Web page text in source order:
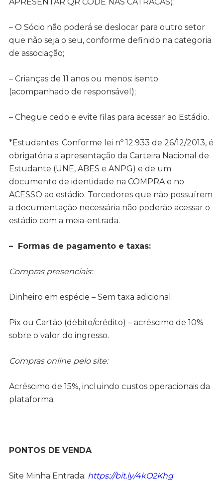
– O Sócio não poderá se deslocar para outro setor
que não seja o seu, conforme definido na categoria
de associação;
– Crianças de 11 anos ou menos: isento
(acompanhado de responsável);
– Chegue cedo e evite filas para acessar ao Estádio.
*Estudantes: Conforme lei nº 12.933 de 26/12/2013, é
obrigatória a apresentação da Carteira Nacional de
Estudante (UNE, ABES e ANPG) e de um
documento de identidade na COMPRA e no
ACESSO ao estádio. Torcedores que não possuírem
a documentação necessária não poderão acessar o
estádio com a meia-entrada.
– Formas de pagamento e taxas:
Compras presenciais:
Dinheiro em espécie – Sem taxa adicional.
Pix ou Cartão (débito/crédito) – acréscimo de 10%
sobre o valor do ingresso.
Compras online pelo site:
Acréscimo de 15%, incluindo custos operacionais da
plataforma.
PONTOS DE VENDA
Site Minha Entrada: https://bit.ly/4kO2Khg